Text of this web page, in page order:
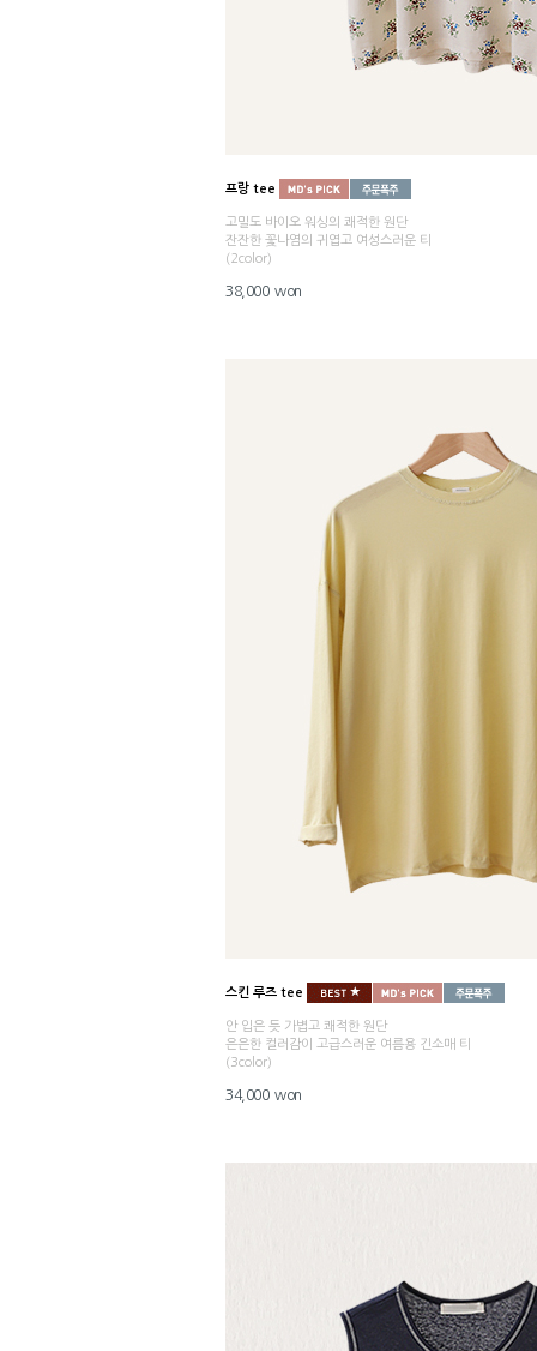
프랑 tee
고밀도 바이오 워싱의 쾌적한 원단
잔잔한 꽃나염의 귀엽고 여성스러운 티
(2color)
38,000 won
스킨 루즈 tee
안 입은 듯 가볍고 쾌적한 원단
은은한 컬러감이 고급스러운 여름용 긴소매 티
(3color)
34,000 won